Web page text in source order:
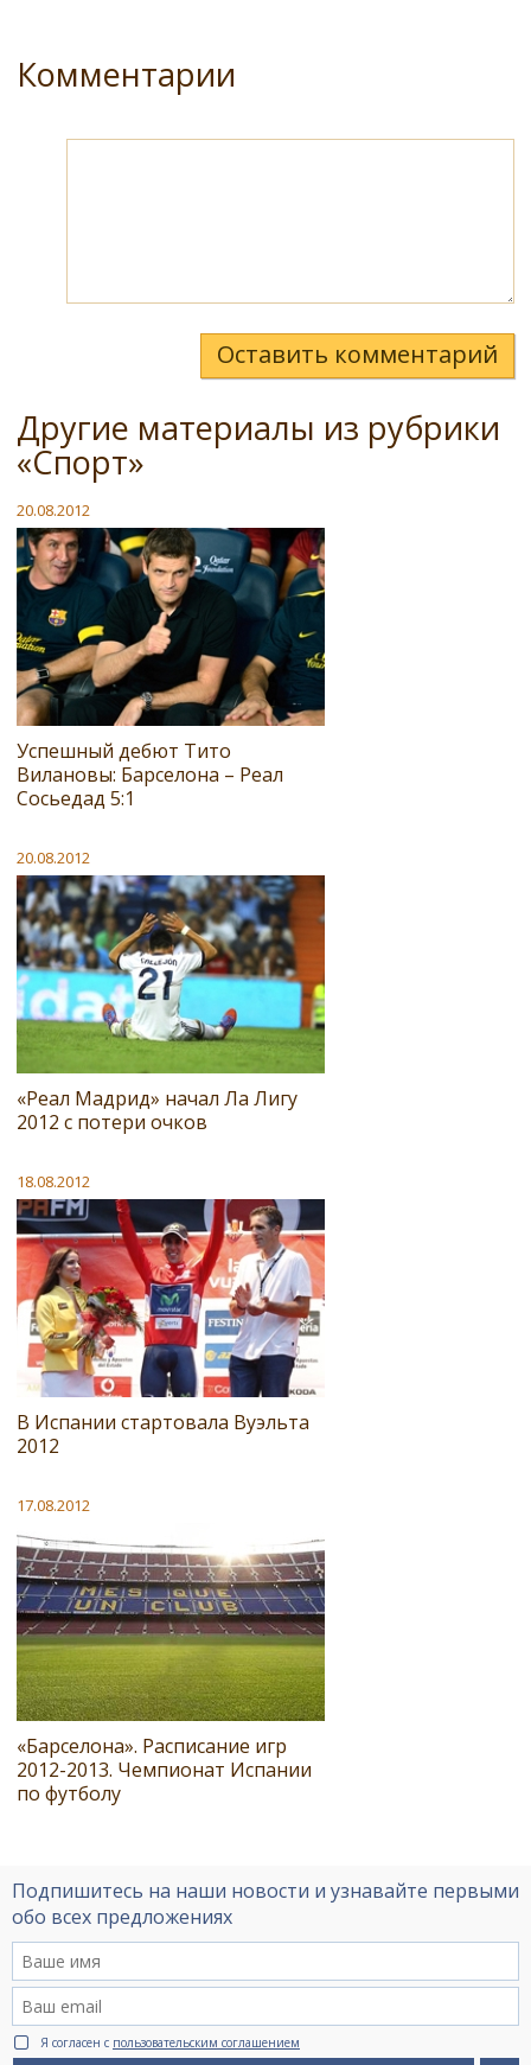
Комментарии
Оставить комментарий
Другие материалы из рубрики
«Спорт»
20.08.2012
Успешный дебют Тито
Вилановы: Барселона – Реал
Сосьедад 5:1
20.08.2012
«Реал Мадрид» начал Ла Лигу
2012 с потери очков
18.08.2012
В Испании стартовала Вуэльта
2012
17.08.2012
«Барселона». Расписание игр
2012-2013. Чемпионат Испании
по футболу
Подпишитесь на наши новости и узнавайте первыми
обо всех предложениях
Я согласен с пользовательским соглашением